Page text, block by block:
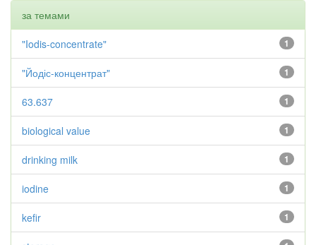
за темами
1
"Iodis-concentrate"
1
"Йодіс-концентрат"
1
63.637
1
biological value
1
drinking milk
1
iodine
1
kefir